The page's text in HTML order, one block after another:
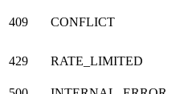
409 CONFLICT
429
RATE_LIMITED